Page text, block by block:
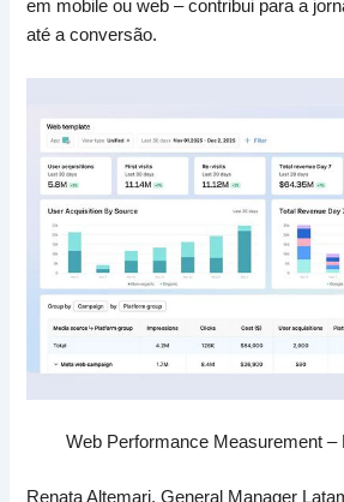
em mobile ou web – contribui para a
até a conversão.
Web Performance Measurement –
Renata Altemari, General Manager